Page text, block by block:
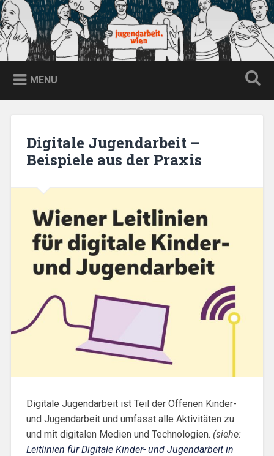
Skip
to
content
Search
jugendarbeit.wien
MENU
Digitale Jugendarbeit –
Beispiele aus der Praxis
Digitale Jugendarbeit ist Teil der Offenen Kinder-
und Jugendarbeit und umfasst alle Aktivitäten zu
und mit digitalen Medien und Technologien. (siehe:
Leitlinien für Digitale Kinder- und Jugendarbeit in